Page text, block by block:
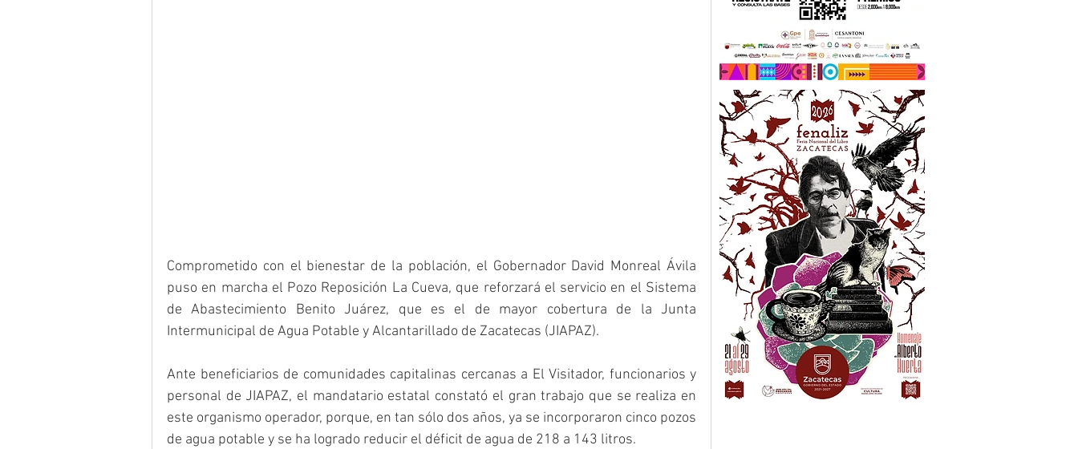
Comprometido con el bienestar de la población, el Gobernador David Monreal Ávila
puso en marcha el Pozo Reposición La Cueva, que reforzará el servicio en el Sistema
de Abastecimiento Benito Juárez, que es el de mayor cobertura de la Junta
Intermunicipal de Agua Potable y Alcantarillado de Zacatecas (JIAPAZ).
Ante beneficiarios de comunidades capitalinas cercanas a El Visitador, funcionarios y
personal de JIAPAZ, el mandatario estatal constató el gran trabajo que se realiza en
este organismo operador, porque, en tan sólo dos años, ya se incorporaron cinco pozos
de agua potable y se ha logrado reducir el déficit de agua de 218 a 143 litros.